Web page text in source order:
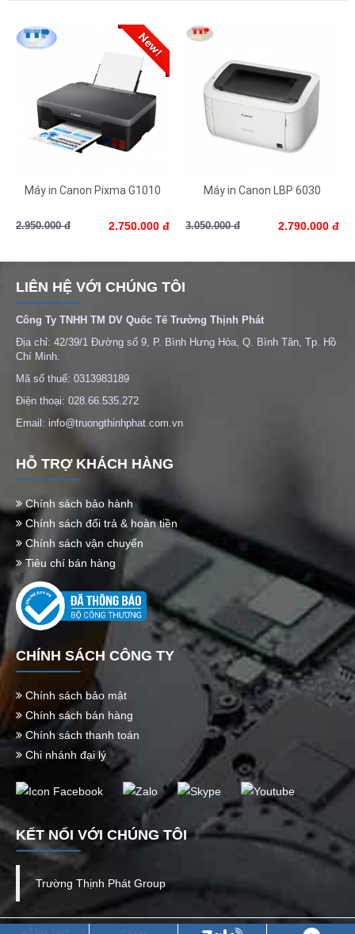
Máy in Canon Pixma G1010
2.950.000 đ 2.750.000 đ
Máy in Canon LBP 6030
3.050.000 đ 2.790.000 đ
LIÊN HỆ VỚI CHÚNG TÔI
Công Ty TNHH TM DV Quốc Tế Trường Thịnh Phát
Địa chỉ: 42/39/1 Đường số 9, P. Bình Hưng Hòa, Q. Bình Tân, Tp. Hồ
Chí Minh.
Mã số thuế: 0313983189
Điện thoại: 028.66.535.272
Email: info@truongthinhphat.com.vn
HỖ TRỢ KHÁCH HÀNG
Chính sách bảo hành
Chính sách đổi trả & hoàn tiền
Chính sách vận chuyển
Tiêu chí bán hàng
CHÍNH SÁCH CÔNG TY
Chính sách bảo mật
Chính sách bán hàng
Chính sách thanh toán
Chi nhánh đại lý
KẾT NỐI VỚI CHÚNG TÔI
Trường Thịnh Phát Group